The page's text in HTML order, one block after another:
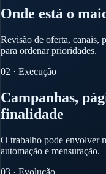
Onde está o
Revisão de oferta, canais,
para ordenar prioridades.
02 · Execução
Campanhas,
finalidade
O trabalho pode envolver
automação e mensuração.
03 · Evolução